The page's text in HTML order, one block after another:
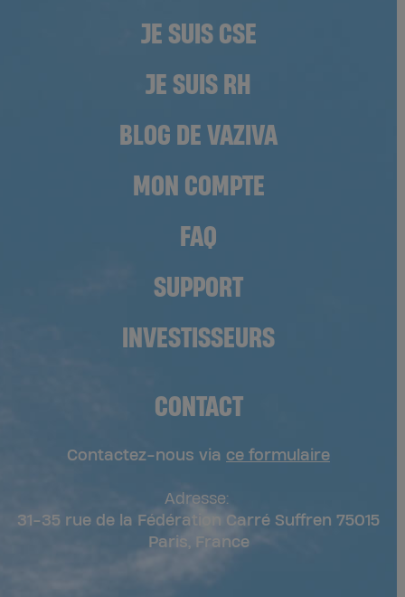
JE SUIS CSE
JE SUIS RH
BLOG DE VAZIVA
MON COMPTE
FAQ
SUPPORT
INVESTISSEURS
CONTACT
Contactez-nous via ce formulaire
Adresse:
31-35 rue de la Fédération Carré Suffren 75015
Paris, France